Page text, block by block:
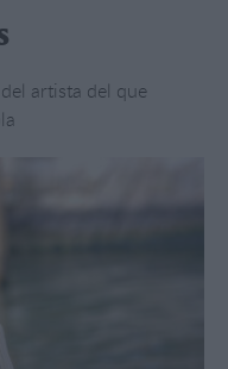
artista del que